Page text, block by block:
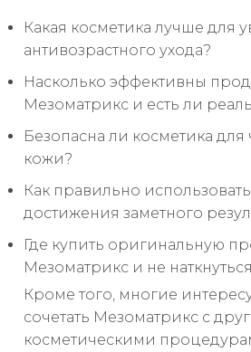
Какая косметика лучше для
антивозрастного ухода?
Насколько эффективны
Мезоматрикс и есть ли
Безопасна ли косметика для
кожи?
Как правильно
достижения заметного
Где купить оригинальную
Мезоматрикс и не
Кроме того, многие
сочетать Мезоматрикс с
косметическими